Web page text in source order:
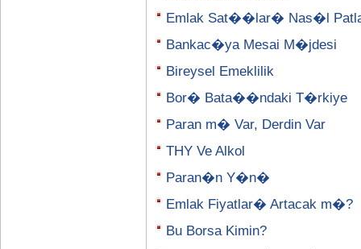
Emlak Sat��lar� Nas�l
Bankac�ya Mesai M�jdesi
Bireysel Emeklilik
Bor� Bata��ndaki T�rkiye
Paran m� Var, Derdin Var
THY Ve Alkol
Paran�n Y�n�
Emlak Fiyatlar� Artacak m�?
Bu Borsa Kimin?